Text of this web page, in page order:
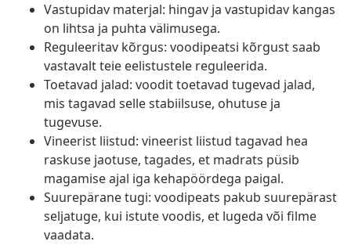
Vastupidav materjal: hingav ja vastupidav kangas
on lihtsa ja puhta välimusega.
Reguleeritav kõrgus: voodipeatsi kõrgust saab
vastavalt teie eelistustele reguleerida.
Toetavad jalad: voodit toetavad tugevad jalad,
mis tagavad selle stabiilsuse, ohutuse ja
tugevuse.
Vineerist liistud: vineerist liistud tagavad hea
raskuse jaotuse, tagades, et madrats püsib
magamise ajal iga kehapöördega paigal.
Suurepärane tugi: voodipeats pakub suurepärast
seljatuge, kui istute voodis, et lugeda või filme
vaadata.